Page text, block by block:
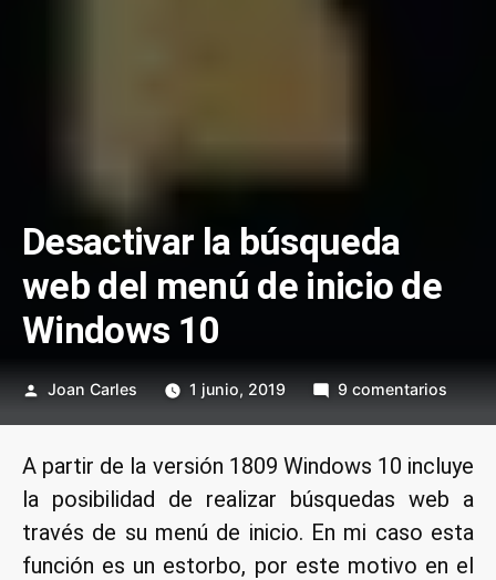
Desactivar la búsqueda
web del menú de inicio de
Windows 10
Publicado
Joan Carles 1 junio, 2019 9 comentarios
web
del
menú
A partir de la versión 1809 Windows 10 incluye
la posibilidad de realizar búsquedas web a
través de su menú de inicio. En mi caso esta
función es un estorbo, por este motivo en el